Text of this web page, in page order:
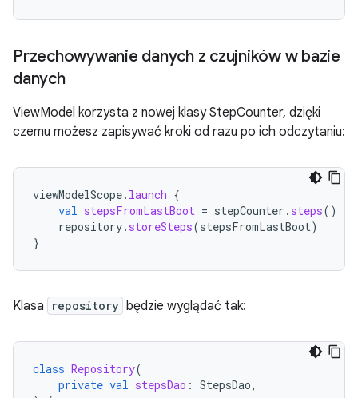
Przechowywanie danych z czujników w bazie
danych
ViewModel korzysta z nowej klasy StepCounter, dzięki
czemu możesz zapisywać kroki od razu po ich odczytaniu:
viewModelScope. launch {
val stepsFromLastBoot = stepCounter . steps()
repository. storeSteps(stepsFromLastBoot)
}
Klasa repository będzie wyglądać tak:
class Repository(
private val stepsDao : StepsDao,